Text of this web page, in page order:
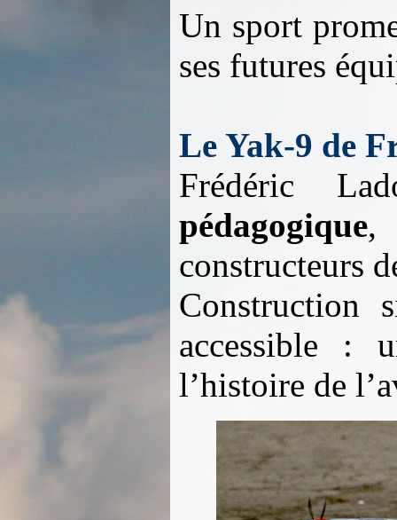
Un sport
ses futures
Le Yak-9 de
Frédéric
pédagogique,
constructeurs
Construction
accessible :
l’histoire de